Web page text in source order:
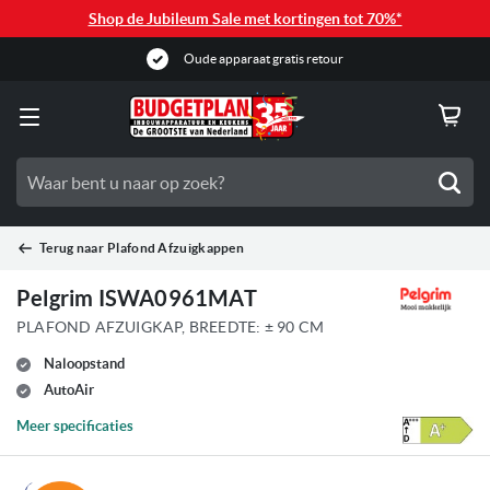
Shop de Jubileum Sale met kortingen tot 70%*
Terug naar Plafond Afzuigkappen
Pelgrim ISWA0961MAT
PLAFOND AFZUIGKAP, BREEDTE: ± 90 CM
Naloopstand
AutoAir
Meer specificaties
Ga